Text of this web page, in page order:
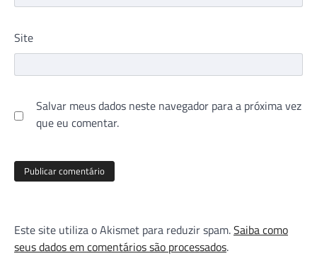
Site
Salvar meus dados neste navegador para a próxima vez
que eu comentar.
Este site utiliza o Akismet para reduzir spam.Saiba como
seus dados em comentários são processados.